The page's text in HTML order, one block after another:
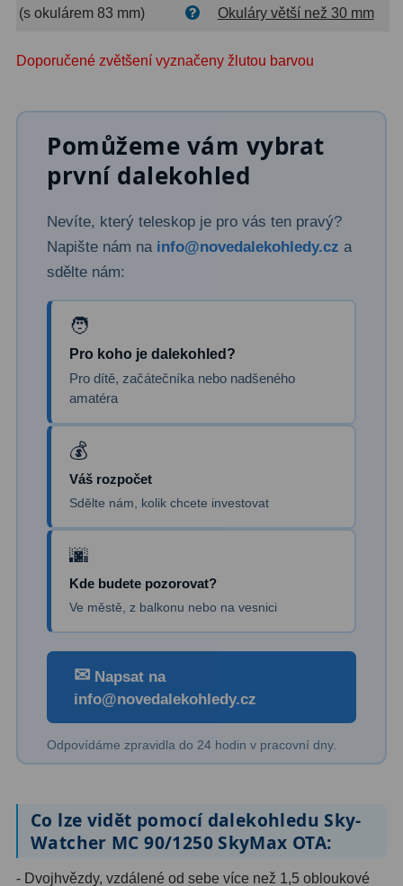
Foto stativy10
Ostatní179
Literatura 11
Dárkové poukazy
Kufry a tašky64
Ostatní
Dalekohledy8
Okuláry1
(s okulárem 83 mm)
Okuláry větší než 30 mm
Doporučené zvětšení vyznačeny žlutou barvou
Pomůžeme vám vybrat
první dalekohled
Nevíte, který teleskop je pro vás ten pravý?
Napište nám na info@novedalekohledy.cz a
sdělte nám:
Pro koho je dalekohled?
Pro dítě, začátečníka nebo nadšeného
amatéra
Váš rozpočet
Sdělte nám, kolik chcete investovat
Kde budete pozorovat?
Ve městě, z balkonu nebo na vesnici
✉ Napsat na
info@novedalekohledy.cz
Odpovídáme zpravidla do 24 hodin v pracovní dny.
Co lze vidět pomocí dalekohledu Sky-
Watcher MC 90/1250 SkyMax OTA:
- Dvojhvězdy, vzdálené od sebe více než 1,5 obloukové